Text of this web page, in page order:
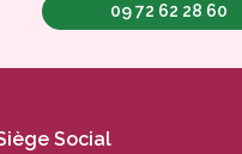
09 72 62 28 60
Social